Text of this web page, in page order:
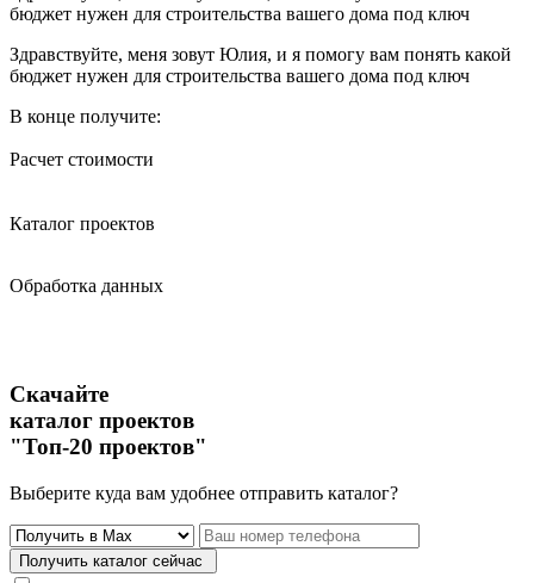
бюджет нужен для строительства вашего дома под ключ
Здравствуйте, меня зовут Юлия, и я помогу вам понять какой
бюджет нужен для строительства вашего дома под ключ
В конце получите:
Расчет стоимости
Каталог проектов
Обработка данных
Скачайте
каталог проектов
"Топ-20 проектов"
Выберите куда вам удобнее отправить каталог?
Получить каталог сейчас